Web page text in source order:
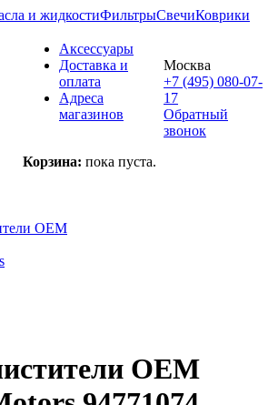
и жидкостиФильтрыСвечиКоврики
Аксессуары
Доставка и
оплата
Адреса
магазинов
Корзина: пока пуста.
Москва
+7 (495) 080-07-
17
Обратный
звонок
OEM
OEM